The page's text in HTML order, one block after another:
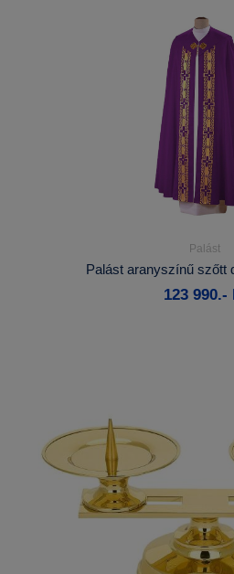
Kosárba
Palást
Palást aranyszínű szőtt
123 990.-